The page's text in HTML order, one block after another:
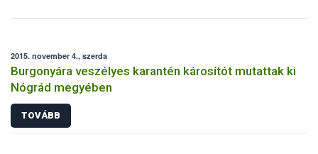
2015. november 4., szerda
Burgonyára veszélyes karantén károsítót mutattak ki
Nógrád megyében
TOVÁBB